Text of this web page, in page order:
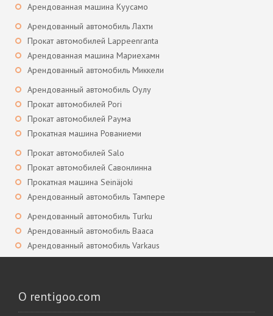
Арендованная машина Куусамо
Арендованный автомобиль Лахти
Прокат автомобилей Lappeenranta
Арендованная машина Мариехамн
Арендованный автомобиль Миккели
Арендованный автомобиль Оулу
Прокат автомобилей Pori
Прокат автомобилей Раума
Прокатная машина Рованиеми
Прокат автомобилей Salo
Прокат автомобилей Савонлинна
Прокатная машина Seinäjoki
Арендованный автомобиль Тампере
Арендованный автомобиль Turku
Арендованный автомобиль Вааса
Арендованный автомобиль Varkaus
О rentigoo.com